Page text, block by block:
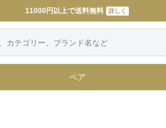
11000円以上で送料無料 詳しく
ペア